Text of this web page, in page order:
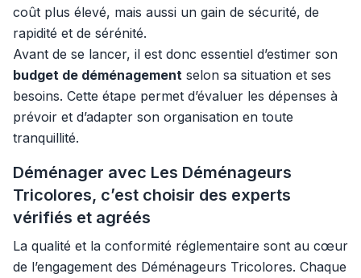
coût plus élevé, mais aussi un gain de sécurité, de
rapidité et de sérénité.
Avant de se lancer, il est donc essentiel d’estimer son
budget de déménagement selon sa situation et ses
besoins. Cette étape permet d’évaluer les dépenses à
prévoir et d’adapter son organisation en toute
tranquillité.
Déménager avec Les Déménageurs
Tricolores, c’est choisir des experts
vérifiés et agréés
La qualité et la conformité réglementaire sont au cœur
de l’engagement des Déménageurs Tricolores. Chaque